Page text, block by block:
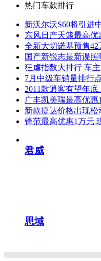
热门车款排行
新沃尔沃S60将引进
东风日产天籁最高优
全新大切诺基预售
国产新锐志最新谍
狂虐指数大排行 车
7月中级车销量排行
2011款逍客有望年
广丰凯美瑞最高优
新款捷达价格出现松
锋范最高优惠1万元
君威
思域